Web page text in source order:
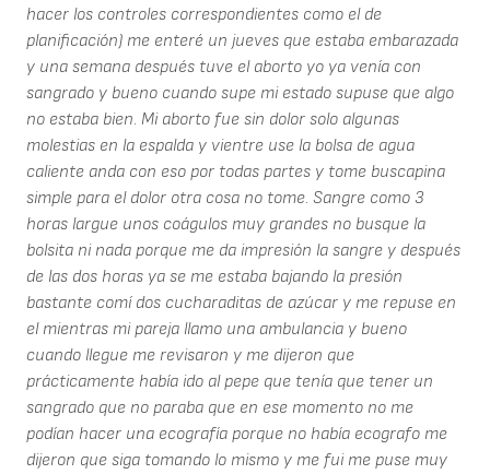
hacer los controles correspondientes como el de
planificación) me enteré un jueves que estaba embarazada
y una semana después tuve el aborto yo ya venía con
sangrado y bueno cuando supe mi estado supuse que algo
no estaba bien. Mi aborto fue sin dolor solo algunas
molestias en la espalda y vientre use la bolsa de agua
caliente anda con eso por todas partes y tome buscapina
simple para el dolor otra cosa no tome. Sangre como 3
horas largue unos coágulos muy grandes no busque la
bolsita ni nada porque me da impresión la sangre y después
de las dos horas ya se me estaba bajando la presión
bastante comí dos cucharaditas de azúcar y me repuse en
el mientras mi pareja llamo una ambulancia y bueno
cuando llegue me revisaron y me dijeron que
prácticamente había ido al pepe que tenía que tener un
sangrado que no paraba que en ese momento no me
podían hacer una ecografía porque no había ecografo me
dijeron que siga tomando lo mismo y me fui me puse muy